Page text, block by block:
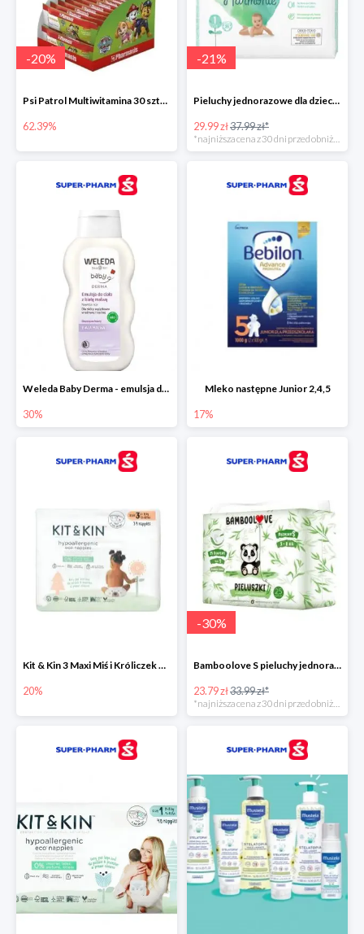
-20%
Psi Patrol Multiwitamina 30 sztuk
62.39%
-21%
Pieluchy jednorazowe dla dzieci Pampers Harmonie
29.99 zł37.99 zł*
Weleda Baby Derma - emulsja do ciała dla niemowląt i dzieci
30%
Mleko następne Junior 2,4,5
17%
Kit & Kin 3 Maxi Miś i Króliczek pieluchy jednorazowe dla dzieci
20%
-30%
Bamboolove S pieluchy jednorazowe
23.79 zł33.99 zł*